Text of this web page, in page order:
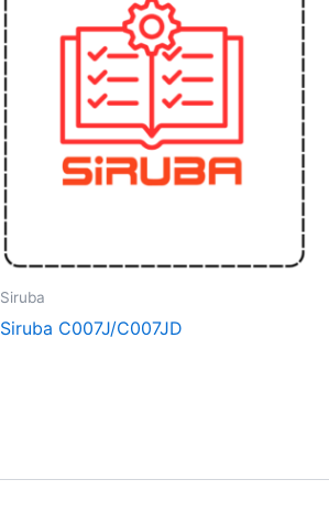
Siruba
Siruba C007J/C007JD